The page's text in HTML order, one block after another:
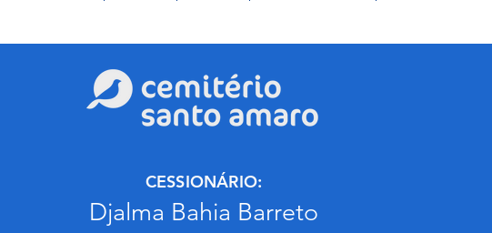
CESSIONÁRIO:
Djalma Bahia Barreto